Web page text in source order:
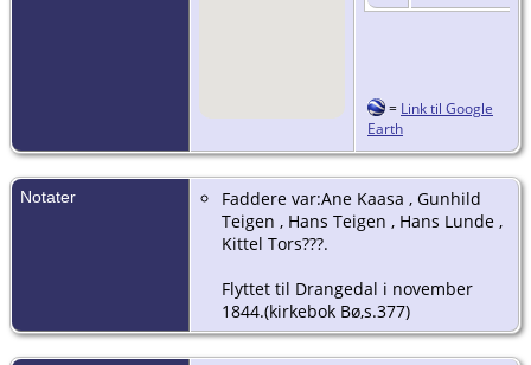
= Link til Google
Earth
Notater
Faddere var:Ane Kaasa , Gunhild
Teigen , Hans Teigen , Hans Lunde ,
Kittel Tors???.
Flyttet til Drangedal i november
1844.(kirkebok Bø,s.377)